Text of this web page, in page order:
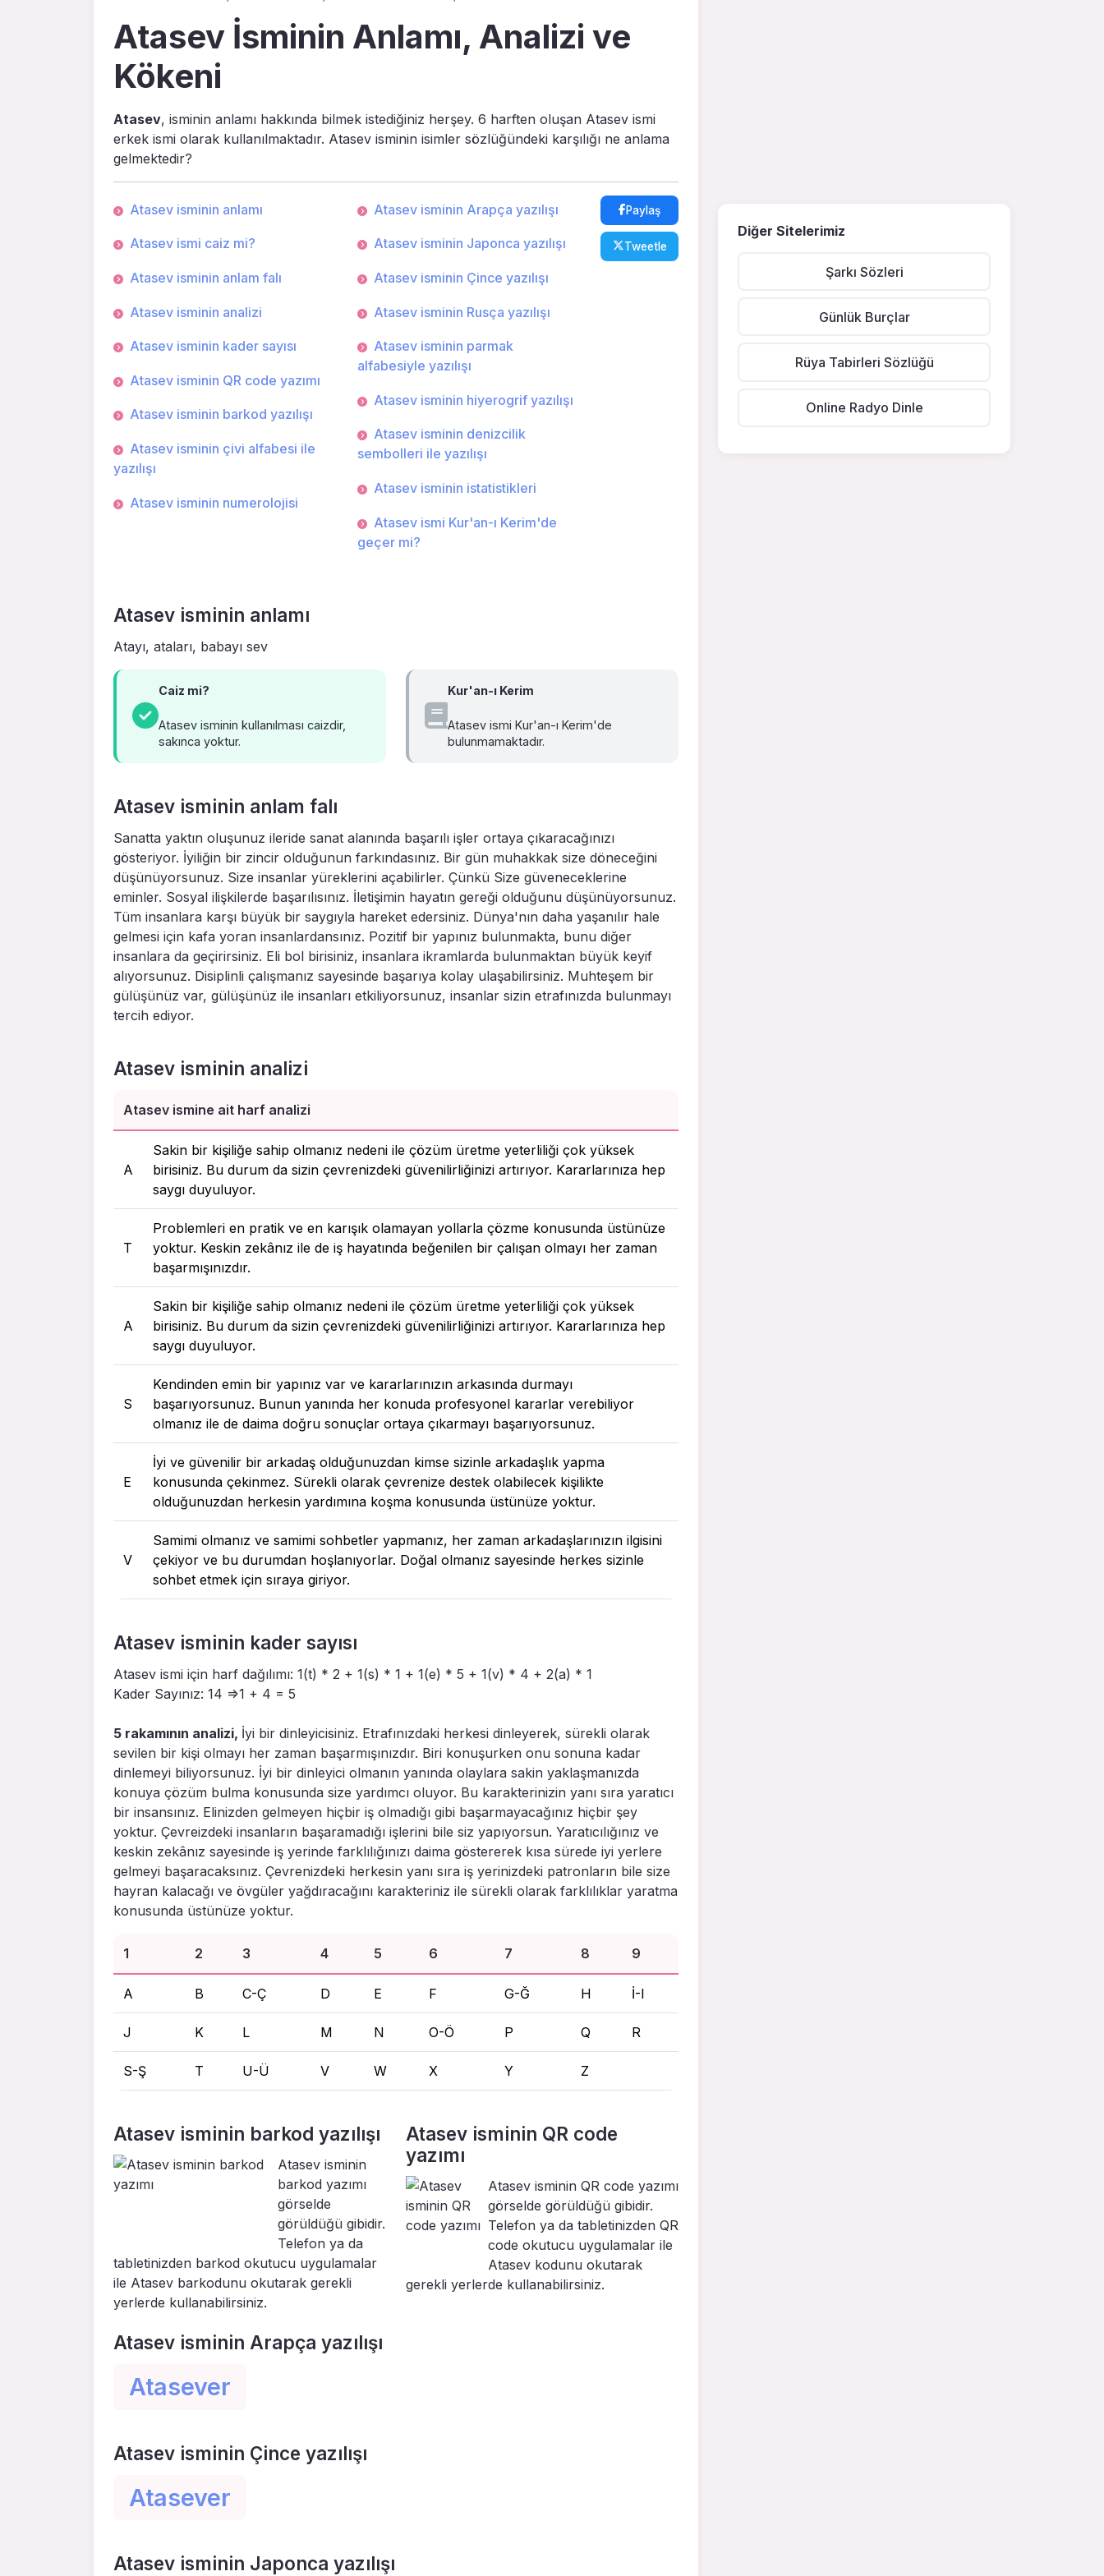
Atasev İsminin Anlamı, Analizi ve
Kökeni
Atasev, isminin anlamı hakkında bilmek istediğiniz herşey. 6 harften oluşan Atasev ismi
erkek ismi olarak kullanılmaktadır. Atasev isminin isimler sözlüğündeki karşılığı ne anlama
gelmektedir?
Atasev isminin anlamı
Atasev ismi caiz mi?
Atasev isminin anlam falı
Atasev isminin analizi
Atasev isminin kader sayısı
Atasev isminin QR code yazımı
Atasev isminin barkod yazılışı
Atasev isminin çivi alfabesi ile
yazılışı
Atasev isminin numerolojisi
Atasev isminin Arapça yazılışı
Atasev isminin Japonca yazılışı
Atasev isminin Çince yazılışı
Atasev isminin Rusça yazılışı
Atasev isminin parmak
alfabesiyle yazılışı
Atasev isminin hiyerogrif yazılışı
Atasev isminin denizcilik
sembolleri ile yazılışı
Atasev isminin istatistikleri
Atasev ismi Kur'an-ı Kerim'de
geçer mi?
Paylaş
Tweetle
Atasev isminin anlamı
Atayı, ataları, babayı sev
Caiz mi?
Atasev isminin kullanılması caizdir,
sakınca yoktur.
Kur'an-ı Kerim
Atasev ismi Kur'an-ı Kerim'de
bulunmamaktadır.
Atasev isminin anlam falı
Sanatta yaktın oluşunuz ileride sanat alanında başarılı işler ortaya çıkaracağınızı
gösteriyor. İyiliğin bir zincir olduğunun farkındasınız. Bir gün muhakkak size döneceğini
düşünüyorsunuz. Size insanlar yüreklerini açabilirler. Çünkü Size güveneceklerine
eminler. Sosyal ilişkilerde başarılısınız. İletişimin hayatın gereği olduğunu düşünüyorsunuz.
Tüm insanlara karşı büyük bir saygıyla hareket edersiniz. Dünya'nın daha yaşanılır hale
gelmesi için kafa yoran insanlardansınız. Pozitif bir yapınız bulunmakta, bunu diğer
insanlara da geçirirsiniz. Eli bol birisiniz, insanlara ikramlarda bulunmaktan büyük keyif
alıyorsunuz. Disiplinli çalışmanız sayesinde başarıya kolay ulaşabilirsiniz. Muhteşem bir
gülüşünüz var, gülüşünüz ile insanları etkiliyorsunuz, insanlar sizin etrafınızda bulunmayı
tercih ediyor.
Atasev isminin analizi
Atasev ismine ait harf analizi
A
Sakin bir kişiliğe sahip olmanız nedeni ile çözüm üretme yeterliliği çok yüksek
birisiniz. Bu durum da sizin çevrenizdeki güvenilirliğinizi artırıyor. Kararlarınıza hep
saygı duyuluyor.
T
Problemleri en pratik ve en karışık olamayan yollarla çözme konusunda üstünüze
yoktur. Keskin zekânız ile de iş hayatında beğenilen bir çalışan olmayı her zaman
başarmışınızdır.
A
Sakin bir kişiliğe sahip olmanız nedeni ile çözüm üretme yeterliliği çok yüksek
birisiniz. Bu durum da sizin çevrenizdeki güvenilirliğinizi artırıyor. Kararlarınıza hep
saygı duyuluyor.
S
Kendinden emin bir yapınız var ve kararlarınızın arkasında durmayı
başarıyorsunuz. Bunun yanında her konuda profesyonel kararlar verebiliyor
olmanız ile de daima doğru sonuçlar ortaya çıkarmayı başarıyorsunuz.
E
İyi ve güvenilir bir arkadaş olduğunuzdan kimse sizinle arkadaşlık yapma
konusunda çekinmez. Sürekli olarak çevrenize destek olabilecek kişilikte
olduğunuzdan herkesin yardımına koşma konusunda üstünüze yoktur.
V
Samimi olmanız ve samimi sohbetler yapmanız, her zaman arkadaşlarınızın ilgisini
çekiyor ve bu durumdan hoşlanıyorlar. Doğal olmanız sayesinde herkes sizinle
sohbet etmek için sıraya giriyor.
Atasev isminin kader sayısı
Atasev ismi için harf dağılımı: 1(t) * 2 + 1(s) * 1 + 1(e) * 5 + 1(v) * 4 + 2(a) * 1
Kader Sayınız: 14 =>1 + 4 = 5
5 rakamının analizi, İyi bir dinleyicisiniz. Etrafınızdaki herkesi dinleyerek, sürekli olarak
sevilen bir kişi olmayı her zaman başarmışınızdır. Biri konuşurken onu sonuna kadar
dinlemeyi biliyorsunuz. İyi bir dinleyici olmanın yanında olaylara sakin yaklaşmanızda
konuya çözüm bulma konusunda size yardımcı oluyor. Bu karakterinizin yanı sıra yaratıcı
bir insansınız. Elinizden gelmeyen hiçbir iş olmadığı gibi başarmayacağınız hiçbir şey
yoktur. Çevreizdeki insanların başaramadığı işlerini bile siz yapıyorsun. Yaratıcılığınız ve
keskin zekânız sayesinde iş yerinde farklılığınızı daima göstererek kısa sürede iyi yerlere
gelmeyi başaracaksınız. Çevrenizdeki herkesin yanı sıra iş yerinizdeki patronların bile size
hayran kalacağı ve övgüler yağdıracağını karakteriniz ile sürekli olarak farklılıklar yaratma
konusunda üstünüze yoktur.
1 2 3 4 5 6 7 8 9
A B C-Ç D E F G-Ğ H İ-I
J K L M N O-Ö P Q R
S-Ş T U-Ü V W X Y Z
Atasev isminin barkod yazılışı
Atasev isminin
barkod yazımı
görselde
görüldüğü gibidir.
Telefon ya da
tabletinizden barkod okutucu uygulamalar
ile Atasev barkodunu okutarak gerekli
yerlerde kullanabilirsiniz.
Atasev isminin QR code
yazımı
Atasev isminin QR code yazımı
görselde görüldüğü gibidir.
Telefon ya da tabletinizden QR
code okutucu uygulamalar ile
Atasev kodunu okutarak
gerekli yerlerde kullanabilirsiniz.
Atasev isminin Arapça yazılışı
Atasever
Atasev isminin Çince yazılışı
Atasever
Atasev isminin Japonca yazılışı
Diğer Sitelerimiz
Şarkı Sözleri
Günlük Burçlar
Rüya Tabirleri Sözlüğü
Online Radyo Dinle